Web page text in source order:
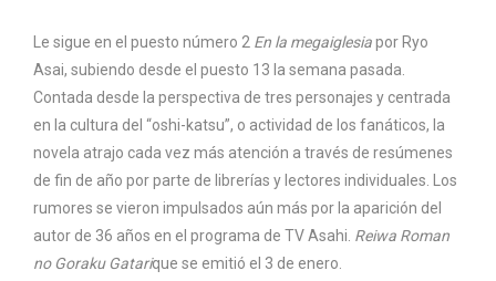
Le sigue en el puesto número 2 En la megaiglesiapor Ryo
Asai, subiendo desde el puesto 13 la semana pasada.
Contada desde la perspectiva de tres personajes y centrada
en la cultura del “oshi-katsu”, o actividad de los fanáticos, la
novela atrajo cada vez más atención a través de resúmenes
de fin de año por parte de librerías y lectores individuales. Los
rumores se vieron impulsados ​​aún más por la aparición del
autor de 36 años en el programa de TV Asahi. Reiwa Roman
no Goraku Gatarique se emitió el 3 de enero.